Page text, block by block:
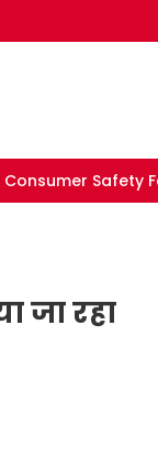
Consumer Safety
जा रहा